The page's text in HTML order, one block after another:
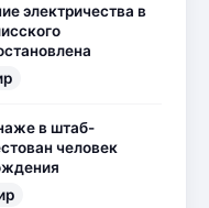
электричества в
в штаб-
человек